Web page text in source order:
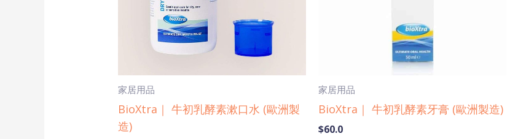
家居用品
BioXtra｜ 牛初乳酵素漱口水 (歐洲製
造)
家居用品
BioXtra｜ 牛初乳酵素牙膏 (歐洲製造)
$60.0